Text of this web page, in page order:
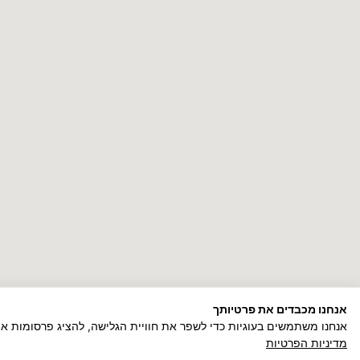
אנחנו מכבדים את פרטיותך
אנחנו משתמשים בעוגיות כדי לשפר את חוויית הגלישה, להציג
מדיניות הפרטיות